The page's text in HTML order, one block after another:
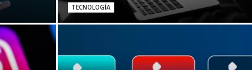
TECNOLOGÍA